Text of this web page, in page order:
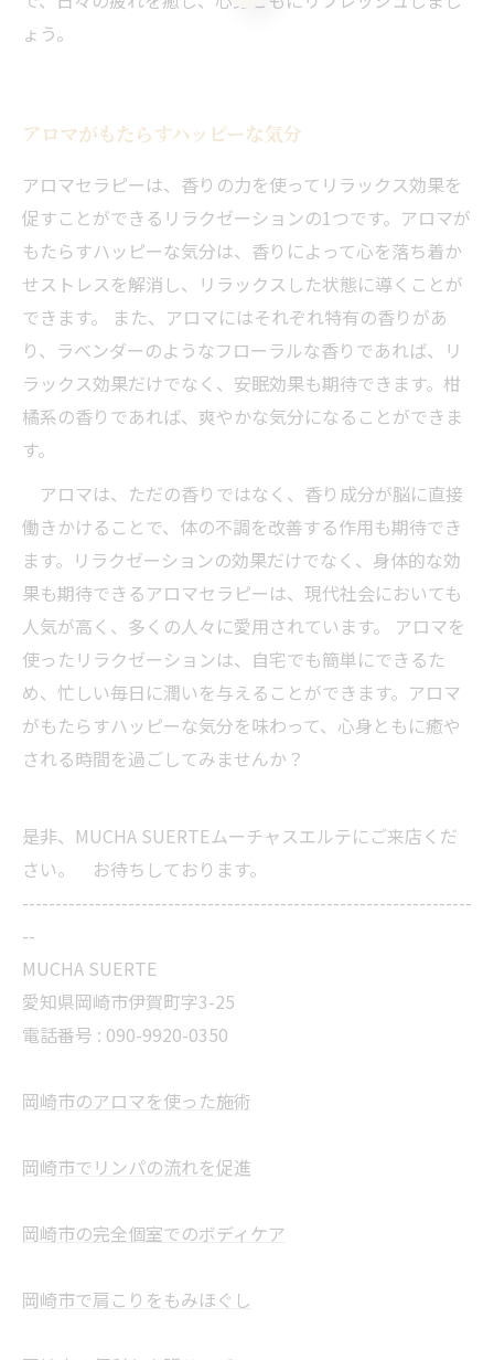
ょう。
アロマがもたらすハッピーな気分
アロマセラピーは、香りの力を使ってリラックス効果を
促すことができるリラクゼーションの1つです。アロマが
もたらすハッピーな気分は、香りによって心を落ち着か
せストレスを解消し、リラックスした状態に導くことが
できます。 また、アロマにはそれぞれ特有の香りがあ
り、ラベンダーのようなフローラルな香りであれば、リ
ラックス効果だけでなく、安眠効果も期待できます。柑
橘系の香りであれば、爽やかな気分になることができま
す。
アロマは、ただの香りではなく、香り成分が脳に直接
働きかけることで、体の不調を改善する作用も期待でき
ます。リラクゼーションの効果だけでなく、身体的な効
果も期待できるアロマセラピーは、現代社会においても
人気が高く、多くの人々に愛用されています。 アロマを
使ったリラクゼーションは、自宅でも簡単にできるた
め、忙しい毎日に潤いを与えることができます。アロマ
がもたらすハッピーな気分を味わって、心身ともに癒や
される時間を過ごしてみませんか？
是非、MUCHA SUERTEムーチャスエルテにご来店くだ
さい。 お待ちしております。
--------------------------------------------------------------------
--
MUCHA SUERTE
愛知県岡崎市伊賀町字3-25
電話番号 : 090-9920-0350
岡崎市のアロマを使った施術
岡崎市でリンパの流れを促進
岡崎市の完全個室でのボディケア
岡崎市で肩こりをもみほぐし